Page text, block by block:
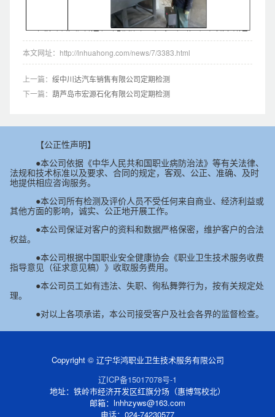
本文网址：http://lnhuahong.com/news/7/3383.html
上一篇： 绥中川达汽车销售有限公司定期检测
下一篇： 葫芦岛市宏源石化有限公司定期检测
【公正性声明】
●本公司依据《中华人民共和国职业病防治法》等有关法律、
法规和技术标准以及要求、合同的规定，客观、公正、准确、及时
地提供相应咨询服务。
●本公司所有检测及评价人员不受任何来自商业、经济利益或
其他方面的影响，诚实、公正地开展工作。
●本公司保证对客户的资料和数据严格保密，维护客户的合法
权益。
●本公司根据中国职业安全健康协会《职业卫生技术服务收费
指导意见（征求意见稿）》收取服务费用。
●本公司员工如有违法、失职、徇私舞弊行为，按有关规定处
理。
●对以上各项承诺，本公司接受客户及社会各界的监督检查。
Copyright © 辽宁华鸿职业卫生技术服务有限公司
辽ICP备15017078号-1
地址：铁岭市经济开发区红旗分场（惠博驾校北）
邮箱：lnhhzyws@163.com
电话：024-74230577